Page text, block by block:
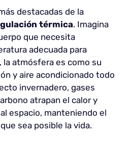
destacadas de la
térmica. Imagina
que necesita
adecuada para
la atmósfera es como su
y aire acondicionado todo
invernadero, gases
atrapan el calor y
espacio, manteniendo el
sea posible la vida.